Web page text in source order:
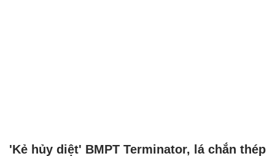
'Kẻ hủy diệt' BMPT Terminator, lá chắn thép